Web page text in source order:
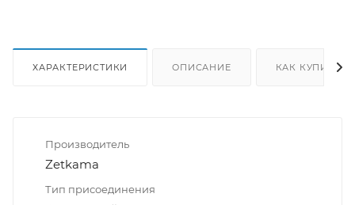
ХАРАКТЕРИСТИКИ ОПИСАНИЕ КАК КУПИТЬ
Производитель
Zetkama
Тип присоединения